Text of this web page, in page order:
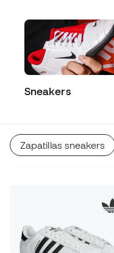
Sneakers
Zapatillas sneakers